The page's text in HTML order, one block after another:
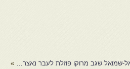
שמואל שגב מרוקו פוזלת לעבר נאצר… »